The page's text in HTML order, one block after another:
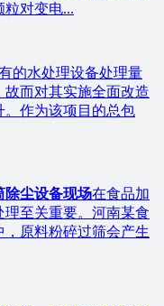
对变电...
的水处理设备处理量
而对其实施全面改造
。作为该项目的总包
除尘设备现场在食品加
至关重要。河南某食
原料粉碎过筛会产生